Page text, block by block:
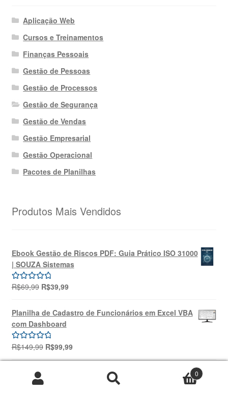
Aplicação Web
Cursos e Treinamentos
Finanças Pessoais
Gestão de Pessoas
Gestão de Processos
Gestão de Segurança
Gestão de Vendas
Gestão Empresarial
Gestão Operacional
Pacotes de Planilhas
Produtos Mais Vendidos
Ebook Gestão de Riscos PDF: Guia Prático ISO 31000
| SOUZA Sistemas
Avaliação
R$69,99 O
original
era:
R$69,99.
R$39,99O
atual
é:
Planilha de Cadastro de Funcionários em Excel VBA
com Dashboard
Avaliação
R$149,99 O
preço
R$99,99O
preço
Planilha de Controle de Manutenção de
Equipamentos | Excel
Pesquisar
Pesquisar
0